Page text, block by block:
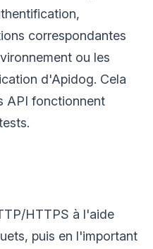
correspondantes
ou les
d'Apidog. Cela
API fonctionnent
HTTPS à l'aide
puis en l'important